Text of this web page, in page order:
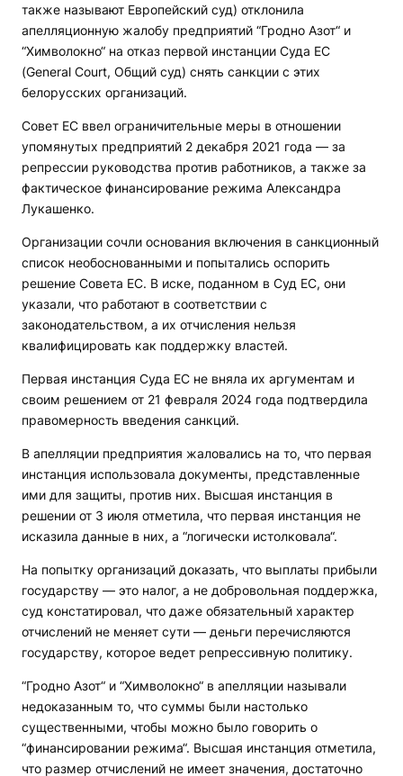
также называют Европейский суд) отклонила
апелляционную жалобу предприятий “Гродно Азот“ и
“Химволокно“ на отказ первой инстанции Суда ЕС
(General Court, Общий суд) снять санкции с этих
белорусских организаций.
Совет ЕС ввел ограничительные меры в отношении
упомянутых предприятий 2 декабря 2021 года — за
репрессии руководства против работников, а также за
фактическое финансирование режима Александра
Лукашенко.
Организации сочли основания включения в санкционный
список необоснованными и попытались оспорить
решение Совета ЕС. В иске, поданном в Суд ЕС, они
указали, что работают в соответствии с
законодательством, а их отчисления нельзя
квалифицировать как поддержку властей.
Первая инстанция Суда ЕС не вняла их аргументам и
своим решением от 21 февраля 2024 года подтвердила
правомерность введения санкций.
В апелляции предприятия жаловались на то, что первая
инстанция использовала документы, представленные
ими для защиты, против них. Высшая инстанция в
решении от 3 июля отметила, что первая инстанция не
исказила данные в них, а “логически истолковала“.
На попытку организаций доказать, что выплаты прибыли
государству — это налог, а не добровольная поддержка,
суд констатировал, что даже обязательный характер
отчислений не меняет сути — деньги перечисляются
государству, которое ведет репрессивную политику.
“Гродно Азот“ и “Химволокно“ в апелляции называли
недоказанным то, что суммы были настолько
существенными, чтобы можно было говорить о
“финансировании режима“. Высшая инстанция отметила,
что размер отчислений не имеет значения, достаточно